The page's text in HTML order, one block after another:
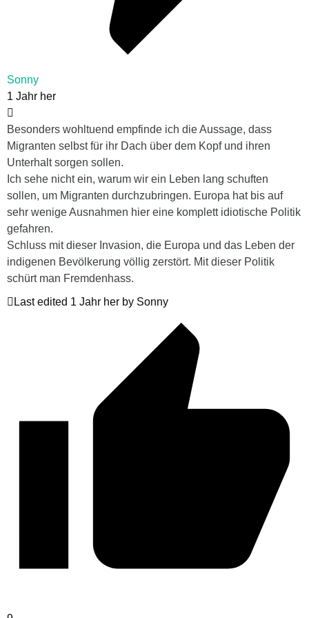
Sonny
1 Jahr her
Besonders wohltuend empfinde ich die Aussage, dass
Migranten selbst für ihr Dach über dem Kopf und ihren
Unterhalt sorgen sollen.
Ich sehe nicht ein, warum wir ein Leben lang schuften
sollen, um Migranten durchzubringen. Europa hat bis auf
sehr wenige Ausnahmen hier eine komplett idiotische Politik
gefahren.
Schluss mit dieser Invasion, die Europa und das Leben der
indigenen Bevölkerung völlig zerstört. Mit dieser Politik
schürt man Fremdenhass.
Last edited 1 Jahr her by Sonny